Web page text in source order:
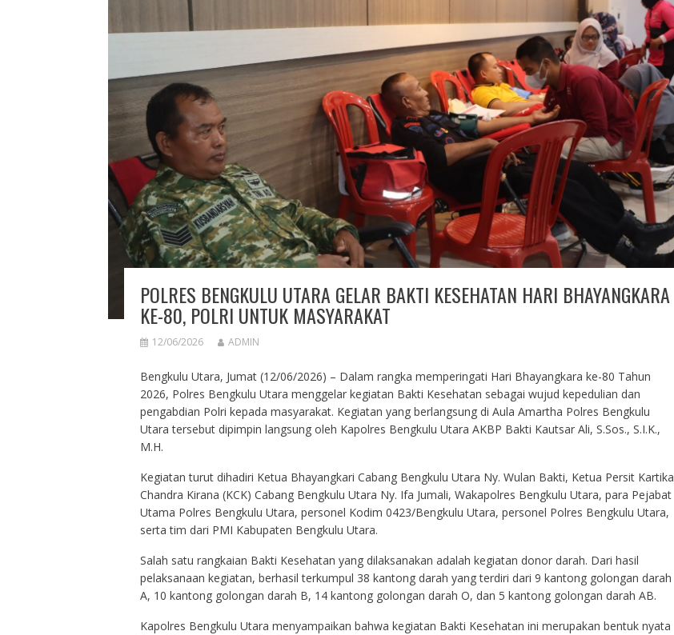
POLRES BENGKULU UTARA GELAR BAKTI KESEHATAN HARI BHAYANGKARA
KE-80, POLRI UNTUK MASYARAKAT
12/06/2026 ADMIN
Bengkulu Utara, Jumat (12/06/2026) – Dalam rangka memperingati Hari Bhayangkara ke-80 Tahun
2026, Polres Bengkulu Utara menggelar kegiatan Bakti Kesehatan sebagai wujud kepedulian dan
pengabdian Polri kepada masyarakat. Kegiatan yang berlangsung di Aula Amartha Polres Bengkulu
Utara tersebut dipimpin langsung oleh Kapolres Bengkulu Utara AKBP Bakti Kautsar Ali, S.Sos., S.I.K.,
M.H.
Kegiatan turut dihadiri Ketua Bhayangkari Cabang Bengkulu Utara Ny. Wulan Bakti, Ketua Persit Kartika
Chandra Kirana (KCK) Cabang Bengkulu Utara Ny. Ifa Jumali, Wakapolres Bengkulu Utara, para Pejabat
Utama Polres Bengkulu Utara, personel Kodim 0423/Bengkulu Utara, personel Polres Bengkulu Utara,
serta tim dari PMI Kabupaten Bengkulu Utara.
Salah satu rangkaian Bakti Kesehatan yang dilaksanakan adalah kegiatan donor darah. Dari hasil
pelaksanaan kegiatan, berhasil terkumpul 38 kantong darah yang terdiri dari 9 kantong golongan darah
A, 10 kantong golongan darah B, 14 kantong golongan darah O, dan 5 kantong golongan darah AB.
Kapolres Bengkulu Utara menyampaikan bahwa kegiatan Bakti Kesehatan ini merupakan bentuk nyata